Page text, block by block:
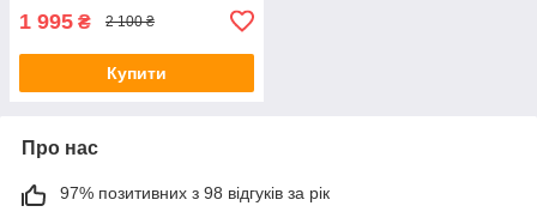
1 995 ₴ 2 100 ₴
Купити
Про нас
97% позитивних з 98 відгуків за рік